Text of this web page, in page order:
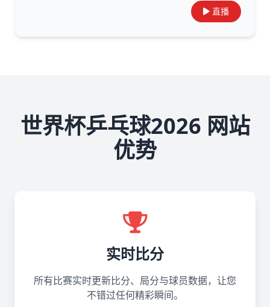
直播
世界杯乒乓球2026 网站
优势
实时比分
所有比赛实时更新比分、局分与球员数据，让您
不错过任何精彩瞬间。